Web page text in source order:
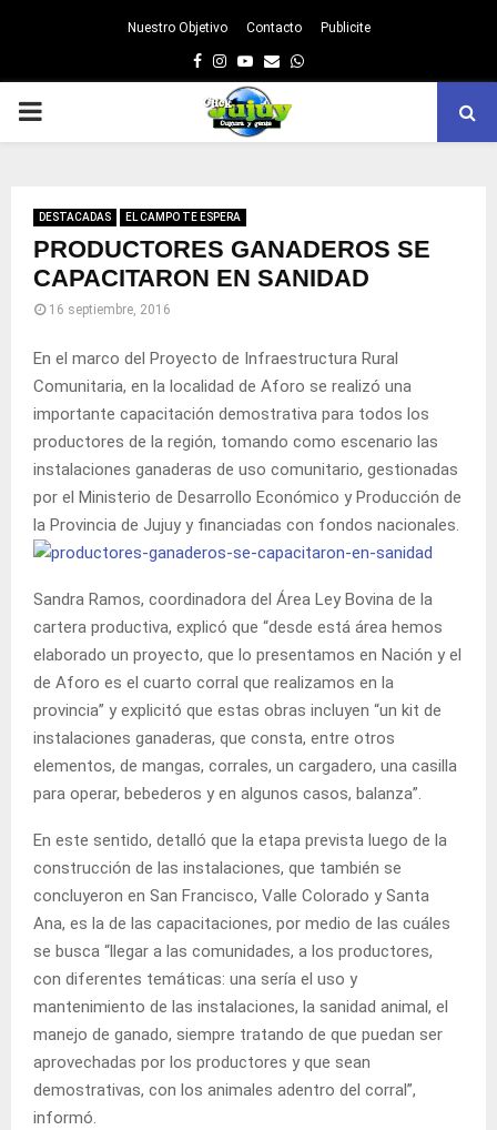
Nuestro Objetivo Contacto Publicite
Facebook
Instagram
Youtube
EmailWhatsapp
PRIMARY
DESTACADAS EL CAMPO TE ESPERA
PRODUCTORES GANADEROS SE
CAPACITARON EN SANIDAD
16 septiembre, 2016
En el marco del Proyecto de Infraestructura Rural
Comunitaria, en la localidad de Aforo se realizó una
importante capacitación demostrativa para todos los
productores de la región, tomando como escenario las
instalaciones ganaderas de uso comunitario, gestionadas
por el Ministerio de Desarrollo Económico y Producción de
la Provincia de Jujuy y financiadas con fondos nacionales.
Sandra Ramos, coordinadora del Área Ley Bovina de la
cartera productiva, explicó que “desde está área hemos
elaborado un proyecto, que lo presentamos en Nación y el
de Aforo es el cuarto corral que realizamos en la
provincia” y explicitó que estas obras incluyen “un kit de
instalaciones ganaderas, que consta, entre otros
elementos, de mangas, corrales, un cargadero, una casilla
para operar, bebederos y en algunos casos, balanza”.
En este sentido, detalló que la etapa prevista luego de la
construcción de las instalaciones, que también se
concluyeron en San Francisco, Valle Colorado y Santa
Ana, es la de las capacitaciones, por medio de las cuáles
se busca “llegar a las comunidades, a los productores,
con diferentes temáticas: una sería el uso y
mantenimiento de las instalaciones, la sanidad animal, el
manejo de ganado, siempre tratando de que puedan ser
aprovechadas por los productores y que sean
demostrativas, con los animales adentro del corral”,
informó.